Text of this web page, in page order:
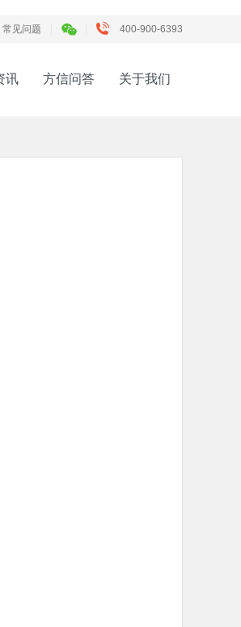
常见问题 400-900-6393
讯 方信问答 关于我们